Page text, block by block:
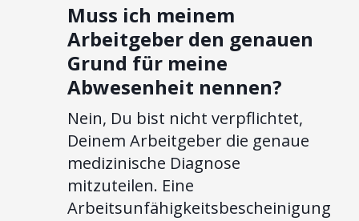
Muss ich meinem
Arbeitgeber den genauen
Grund für meine
Abwesenheit nennen?
Nein, Du bist nicht verpflichtet,
Deinem Arbeitgeber die genaue
medizinische Diagnose
mitzuteilen. Eine
Arbeitsunfähigkeitsbescheinigung